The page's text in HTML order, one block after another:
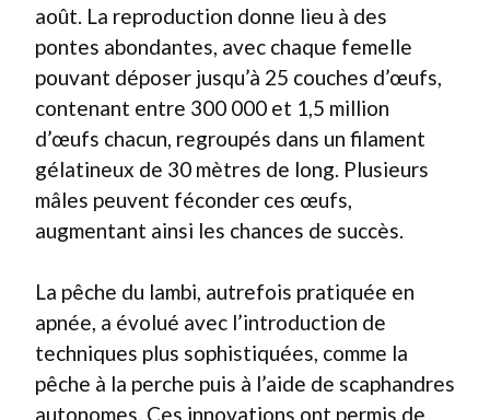
août. La reproduction donne lieu à des
pontes abondantes, avec chaque femelle
pouvant déposer jusqu’à 25 couches d’œufs,
contenant entre 300 000 et 1,5 million
d’œufs chacun, regroupés dans un filament
gélatineux de 30 mètres de long. Plusieurs
mâles peuvent féconder ces œufs,
augmentant ainsi les chances de succès.
La pêche du lambi, autrefois pratiquée en
apnée, a évolué avec l’introduction de
techniques plus sophistiquées, comme la
pêche à la perche puis à l’aide de scaphandres
autonomes. Ces innovations ont permis de